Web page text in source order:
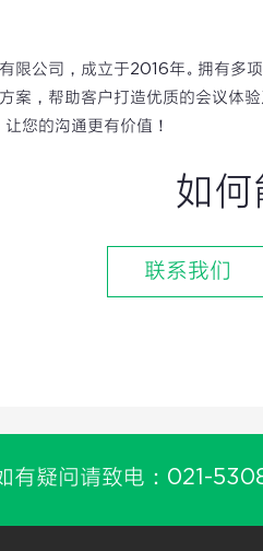
限公司，成立于2016年。拥有多
案，帮助客户打造优质的会议体
您的沟通更有价值！
如何
联系我们
有疑问请致电：021-